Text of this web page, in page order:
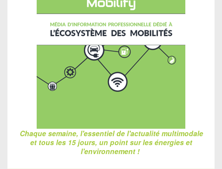
Chaque semaine, l'essentiel de l'actualité multimodale
et tous les 15 jours, un point sur les énergies et
l'environnement !